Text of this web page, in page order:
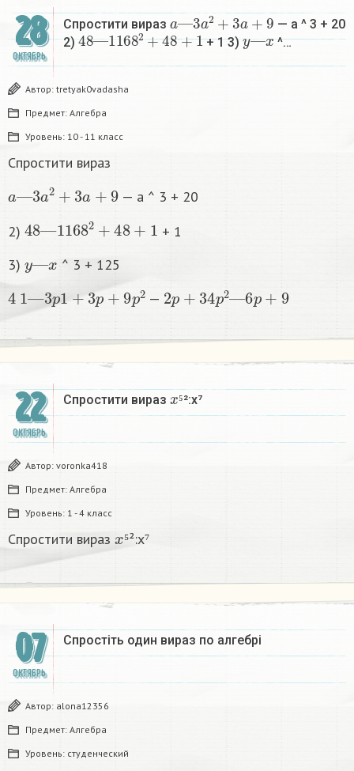
28
ОКТЯБРЬ
Спростити вираз
a— 3a2 3a+9
— a ^ 3 + 20
2)
48—
1 1682+48+
+ 1 3)
y — x
^…
Автор: tretyak0vadasha
Предмет: Алгебра
Уровень: 10 - 11 класс
Спростити вираз
3 2 a
— a ^ 3 + 20
2)
48 1 1682 48+
+ 1
3)
^ 3 + 125
4 1 3p 1 p +9 p 2
—
2 4 p2 6
22
ОКТЯБРЬ
Спростити вираз
x⁵
²:x⁷
Автор: voronka418
Предмет: Алгебра
Уровень: 1 - 4 класс
Спростити вираз ²:x⁷
07
ОКТЯБРЬ
Спростіть один вираз по алгебрі
Автор: alona12356
Предмет: Алгебра
Уровень: студенческий